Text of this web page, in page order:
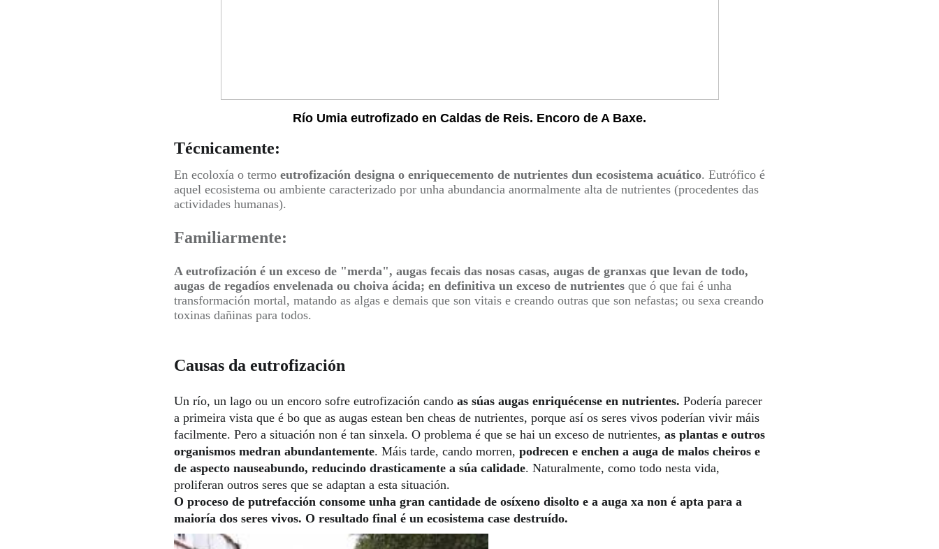
Río Umia eutrofizado en Caldas de Reis. Encoro de A Baxe.
Técnicamente:
En ecoloxía o termo eutrofización designa o enriquecemento de nutrientes dun ecosistema acuático. Eutrófico é
aquel ecosistema ou ambiente caracterizado por unha abundancia anormalmente alta de nutrientes (procedentes das
actividades humanas).
Familiarmente:
A eutrofización é un exceso de "merda", augas fecais das nosas casas, augas de granxas que levan de todo,
augas de regadíos envelenada ou choiva ácida; en definitiva un exceso de nutrientes que ó que fai é unha
transformación mortal, matando as algas e demais que son vitais e creando outras que son nefastas; ou sexa creando
toxinas dañinas para todos.
Causas da eutrofización
Un río, un lago ou un encoro sofre eutrofización cando as súas augas enriquécense en nutrientes. Podería parecer
a primeira vista que é bo que as augas estean ben cheas de nutrientes, porque así os seres vivos poderían vivir máis
facilmente. Pero a situación non é tan sinxela. O problema é que se hai un exceso de nutrientes, as plantas e outros
organismos medran abundantemente. Máis tarde, cando morren, podrecen e enchen a auga de malos cheiros e
de aspecto nauseabundo, reducindo drasticamente a súa calidade. Naturalmente, como todo nesta vida,
proliferan outros seres que se adaptan a esta situación.
O proceso de putrefacción consome unha gran cantidade de osíxeno disolto e a auga xa non é apta para a
maioría dos seres vivos. O resultado final é un ecosistema case destruído.